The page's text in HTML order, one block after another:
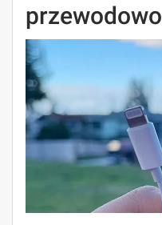
przewodowo